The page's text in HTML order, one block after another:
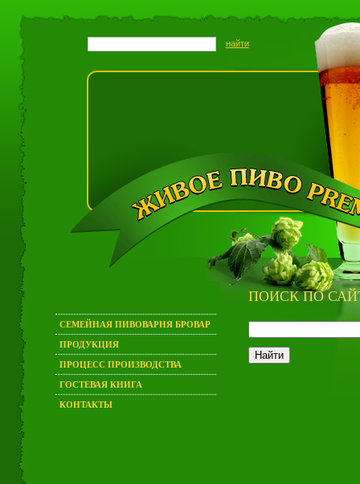
СЕМЕЙНАЯ ПИВОВАРНЯ БРОВАР
ПРОДУКЦИЯ
ПРОЦЕСС ПРОИЗВОДСТВА
ГОСТЕВАЯ КНИГА
КОНТАКТЫ
ПОИСК ПО